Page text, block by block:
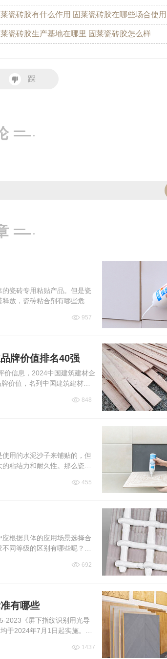
瓷砖胶有什么作用 固莱瓷砖胶在哪些场合使用
莱瓷砖胶生产基地在哪里 固莱瓷砖胶怎么样
踩
瓷砖专用粘贴产品。但是瓷
放，瓷砖粘合剂有哪些危
编就大...
957
牌价值排名40强
价信息，2024中国建筑建材企
价值，名列中国建筑建材企
848
用的水泥沙子来铺贴的，但
粘结力和耐久性。那么瓷砖
455
根据具体的应用场景选择合
同等级的区别有哪些呢？下
692
有哪些
2023《屏下指纹识别用光导
于2024年7月1日起实施。下
1437